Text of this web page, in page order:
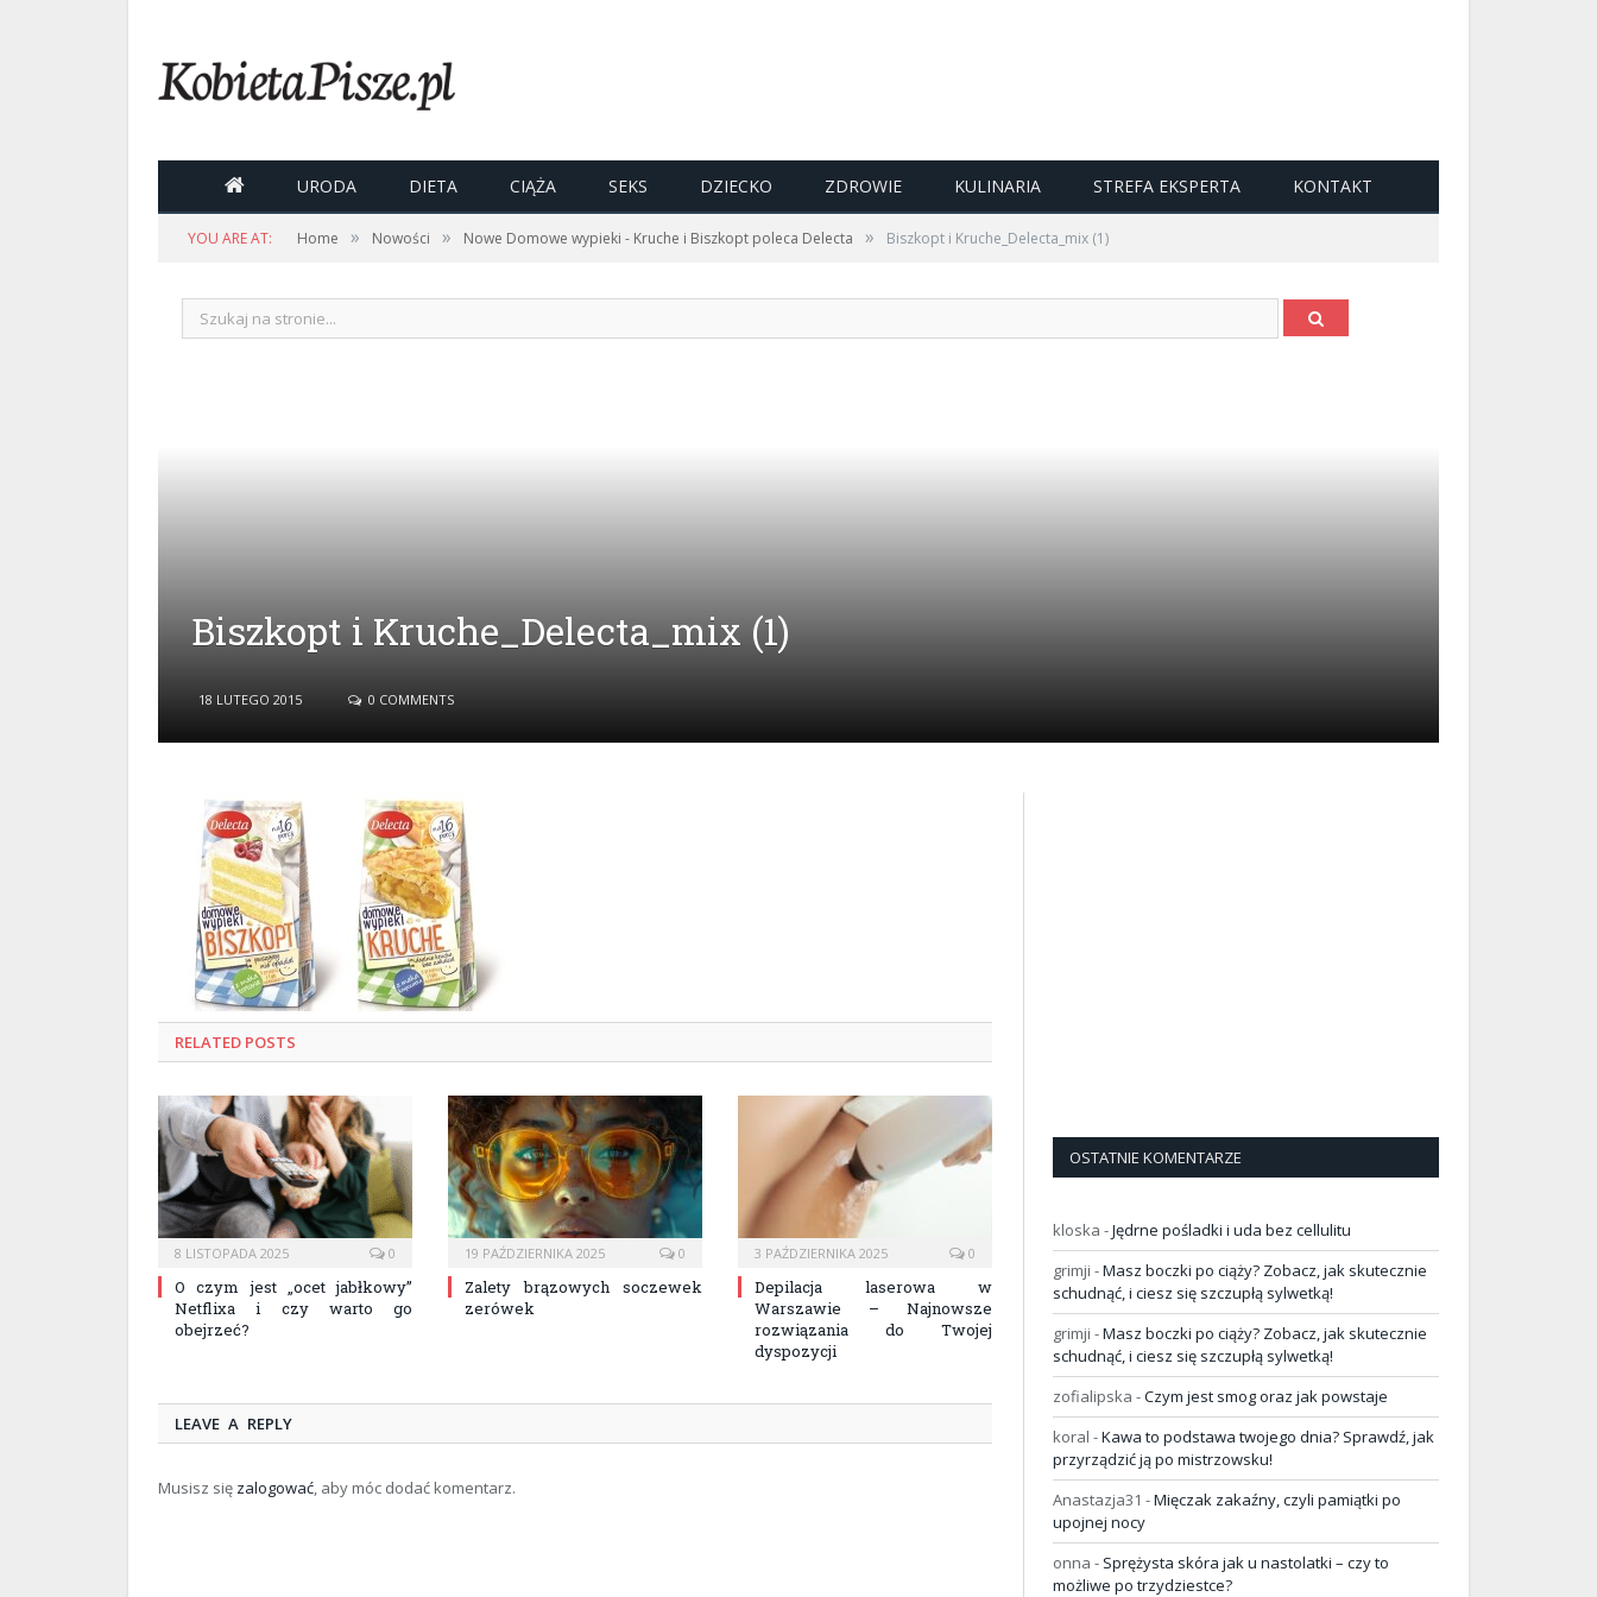
 URODA DIETA CIĄŻA SEKS DZIECKO ZDROWIE KULINARIA STREFA EKSPERTA KONTAKT
YOU ARE AT: Home » Nowości » Nowe Domowe wypieki - Kruche i Biszkopt poleca Delecta » Biszkopt i Kruche_Delecta_mix (1)
Biszkopt i Kruche_Delecta_mix (1)
18 LUTEGO 2015 0 COMMENTS
RELATED POSTS
8 LISTOPADA 2025 0
O czym jest „ocet jabłkowy”
Netflixa i czy warto go
obejrzeć?
19 PAŹDZIERNIKA 2025 0
Zalety brązowych soczewek
zerówek
3 PAŹDZIERNIKA 2025 0
Depilacja laserowa w
Warszawie – Najnowsze
rozwiązania do Twojej
dyspozycji
LEAVE A REPLY
Musisz się zalogować, aby móc dodać komentarz.
OSTATNIE KOMENTARZE
kloska -Jędrne pośladki i uda bez cellulitu
grimji -Masz boczki po ciąży? Zobacz, jak skutecznie
schudnąć, i ciesz się szczupłą sylwetką!
grimji -Masz boczki po ciąży? Zobacz, jak skutecznie
schudnąć, i ciesz się szczupłą sylwetką!
zofialipska -Czym jest smog oraz jak powstaje
koral -Kawa to podstawa twojego dnia? Sprawdź, jak
przyrządzić ją po mistrzowsku!
Anastazja31 -Mięczak zakaźny, czyli pamiątki po
upojnej nocy
onna - Sprężysta skóra jak u nastolatki – czy to
możliwe po trzydziestce?